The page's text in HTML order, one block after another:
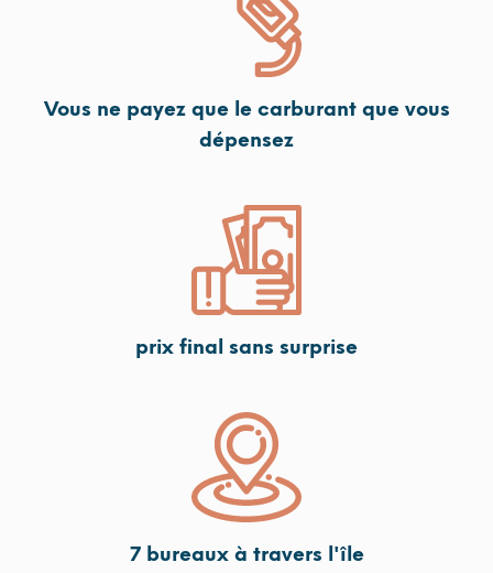
Vous ne payez que le carburant que vous
dépensez
prix final sans surprise
7 bureaux à travers l'île